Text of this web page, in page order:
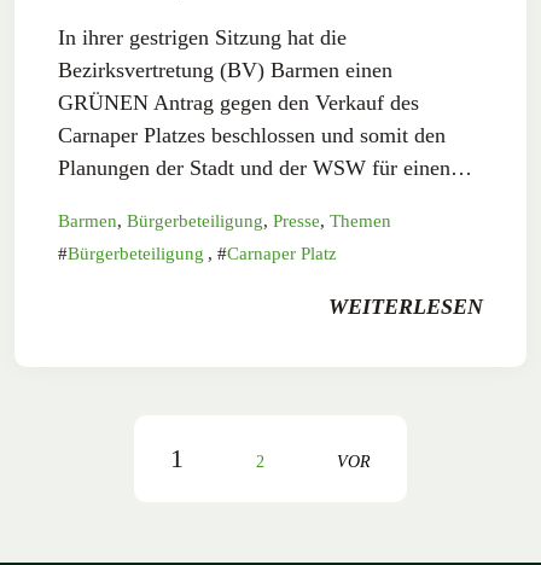
In ihrer gestrigen Sitzung hat die
Bezirksvertretung (BV) Barmen einen
GRÜNEN Antrag gegen den Verkauf des
Carnaper Platzes beschlossen und somit den
Planungen der Stadt und der WSW für einen…
Barmen, Bürgerbeteiligung, Presse, Themen
Bürgerbeteiligung , Carnaper Platz
WEITERLESEN
1 2 VOR